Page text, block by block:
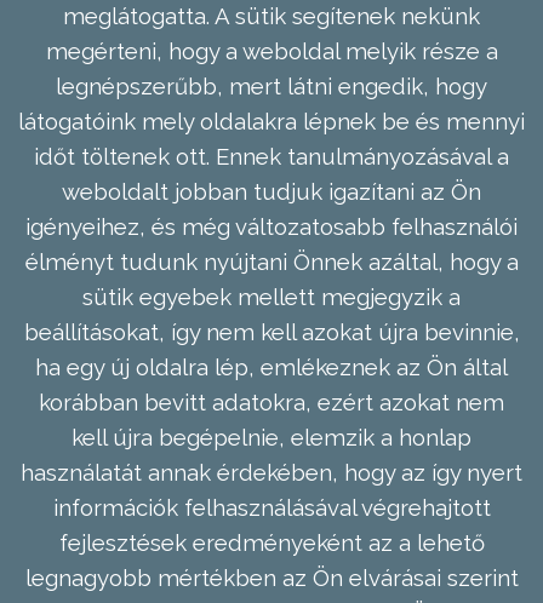
meglátogatta. A sütik segítenek nekünk
megérteni, hogy a weboldal melyik része a
legnépszerűbb, mert látni engedik, hogy
látogatóink mely oldalakra lépnek be és mennyi
időt töltenek ott. Ennek tanulmányozásával a
weboldalt jobban tudjuk igazítani az Ön
igényeihez, és még változatosabb felhasználói
élményt tudunk nyújtani Önnek azáltal, hogy a
sütik egyebek mellett megjegyzik a
beállításokat, így nem kell azokat újra bevinnie,
ha egy új oldalra lép, emlékeznek az Ön által
korábban bevitt adatokra, ezért azokat nem
kell újra begépelnie, elemzik a honlap
használatát annak érdekében, hogy az így nyert
információk felhasználásával végrehajtott
fejlesztések eredményeként az a lehető
legnagyobb mértékben az Ön elvárásai szerint